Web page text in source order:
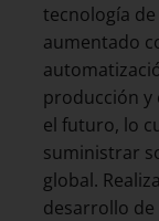
tecnología
aumentado
producción y
el futuro, lo
suministrar
global.
desarrollo